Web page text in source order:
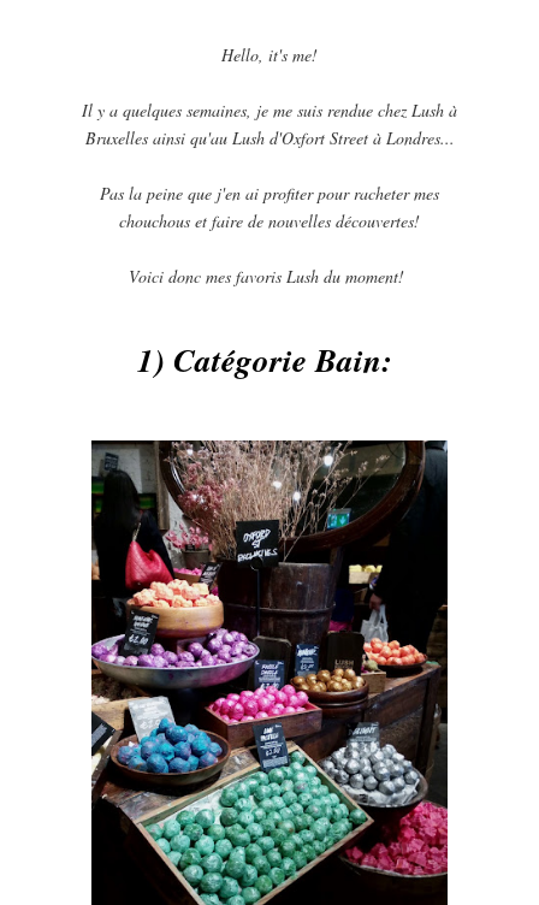
Hello, it's me!
Il y a quelques semaines, je me suis rendue chez Lush à
Bruxelles ainsi qu'au Lush d'Oxfort Street à Londres...
Pas la peine que j'en ai profiter pour racheter mes
chouchous et faire de nouvelles découvertes!
Voici donc mes favoris Lush du moment!
1) Catégorie Bain: